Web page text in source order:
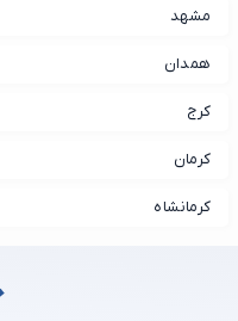
مشهد
همدان
کرج
کرمان
کرمانشاه